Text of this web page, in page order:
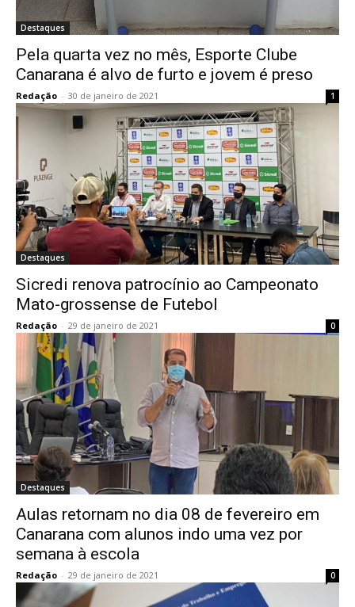
Destaques
Pela quarta vez no mês, Esporte Clube
Canarana é alvo de furto e jovem é preso
Redação - 30 de janeiro de 2021 1
Destaques
Sicredi renova patrocínio ao Campeonato
Mato-grossense de Futebol
Redação - 29 de janeiro de 2021 0
Destaques
Aulas retornam no dia 08 de fevereiro em
Canarana com alunos indo uma vez por
semana à escola
Redação - 29 de janeiro de 2021 0